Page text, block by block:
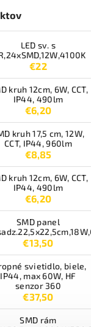
LED sv. s
€22
kruh 12cm, 6W, CCT,
IP44, 490lm
€6,20
kruh 17,5 cm, 12W,
CCT, IP44, 960lm
€8,85
kruh 12cm, 6W, CCT,
IP44, 490lm
€6,20
SMD panel
€13,50
svietidlo, biele,
IP44, max 60W, HF
senzor 360
€37,50
SMD rám